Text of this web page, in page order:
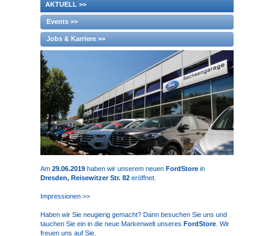
AKTUELL >>
Events >>
Jobs & Karriere >>
Am 29.06.2019 haben wir unserem neuen FordStore in
Dresden, Reisewitzer Str. 82 eröffnet.
Impressionen >>
Haben wir Sie neugierig gemacht? Dann besuchen Sie uns und
tauchen Sie ein in die neue Markenwelt unseres FordStore . Wir
freuen uns auf Sie.